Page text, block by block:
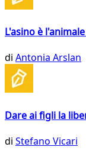
L'asino è
di Antonia Arslan
Dare ai figli la
di Stefano Vicari